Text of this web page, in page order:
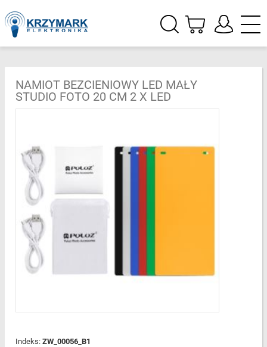
NAMIOT BEZCIENIOWY LED MAŁY
STUDIO FOTO 20 CM 2 X LED
Indeks: ZW_00056_B1